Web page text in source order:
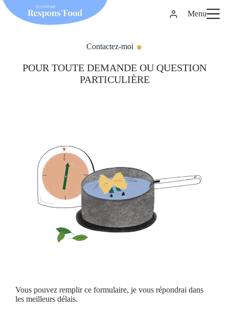
Passer
contenu
Menu
Contactez-moi
POUR TOUTE DEMANDE OU QUESTION
PARTICULIÈRE
Vous pouvez remplir ce formulaire, je vous répondrai dans
les meilleurs délais.